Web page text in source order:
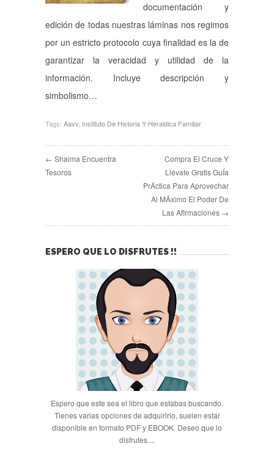
documentación y
edición de todas nuestras láminas nos regimos
por un estricto protocolo cuya finalidad es la de
garantizar la veracidad y utilidad de la
información. Incluye descripción y
simbolismo…
Tags: Aavv Instituto De Historia Y Heraldica Familiar
← Shaima Encuentra
Tesoros
Compra El Cruce Y
Llévate Gratis GuÍa
PrÁctica Para Aprovechar
Al MÁximo El Poder De
Las Afirmaciones →
ESPERO QUE LO DISFRUTES !!
Espero que este sea el libro que estabas buscando.
Tienes varias opciones de adquirirlo, suelen estar
disponible en formato PDF y EBOOK. Deseo que lo
disfrutes....